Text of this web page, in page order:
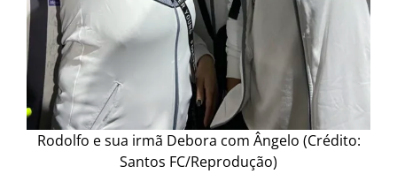
Rodolfo e sua irmã Debora com Ângelo (Crédito:
Santos FC/Reprodução)